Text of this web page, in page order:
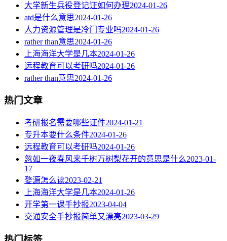
大学新生兵役登记证如何办理2024-01-26
atd是什么意思2024-01-26
人力资源管理是冷门专业吗2024-01-26
rather than意思2024-01-26
上海海洋大学是几本2024-01-26
远程教育可以考研吗2024-01-26
rather than意思2024-01-26
热门文章
考研报名需要哪些证件2024-01-21
专升本要什么条件2024-01-26
远程教育可以考研吗2024-01-26
忽如一夜春风来千树万树梨花开的意思是什么2023-01-
17
婺源怎么读2023-02-21
上海海洋大学是几本2024-01-26
开学第一课手抄报2023-04-04
交通安全手抄报简单又漂亮2023-03-29